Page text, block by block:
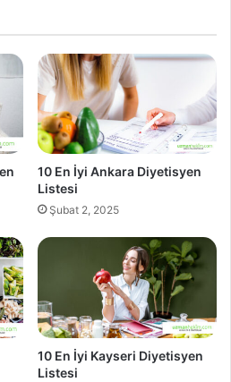
10 En İyi Ankara Diyetisyen
Listesi
Şubat 2, 2025
10 En İyi Kayseri Diyetisyen
Listesi